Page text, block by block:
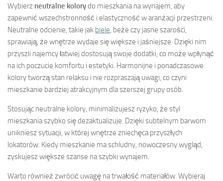
Wybierz neutralne kolorydo mieszkania na wynajem, aby
zapewnić wszechstronność i elastyczność w aranżacji przestrzeni.
Neutralne odcienie, takie jak biele , beże czy jasne szarości,
sprawiają, że wnętrze wydaje się większe i jaśniejsze. Dzięki nim
przyszli najemcy łatwiej dostosują swoje dodatki, co może wpłynąć
na ich poczucie komfortu i estetyki. Harmonijne i ponadczasowe
kolory tworzą stan relaksu i nie rozpraszają uwagi, co czyni
mieszkanie bardziej atrakcyjnym dla szerszej grupy osób.
Stosując neutralne kolory, minimalizujesz ryzyko, że styl
mieszkania szybko się dezaktualizuje. Dzięki subtelnym barwom
unikniesz sytuacji, w której wnętrze zniechęca przyszłych
lokatorów. Kiedy mieszkanie ma schludny, nowoczesny wygląd,
zyskujesz większe szanse na szybki wynajem.
Warto również zwrócić uwagę na trwałość materiałów. Wybieraj